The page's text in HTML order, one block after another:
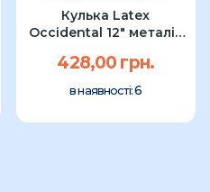
Кулька Latex
Occidental 12" металік
428,00 грн.
в наявності:6